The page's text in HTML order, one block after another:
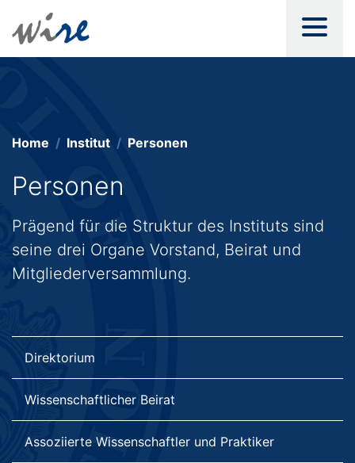
Home Institut Personen
Personen
Prägend für die Struktur des Instituts sind
seine drei Organe Vorstand, Beirat und
Mitgliederversammlung.
Direktorium
Wissenschaftlicher Beirat
Assoziierte Wissenschaftler und Praktiker